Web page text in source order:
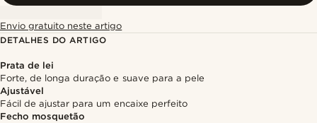
Envio gratuito neste artigo
DETALHES DO ARTIGO
Prata de lei
Forte, de longa duração e suave para a pele
Ajustável
Fácil de ajustar para um encaixe perfeito
Fecho mosquetão